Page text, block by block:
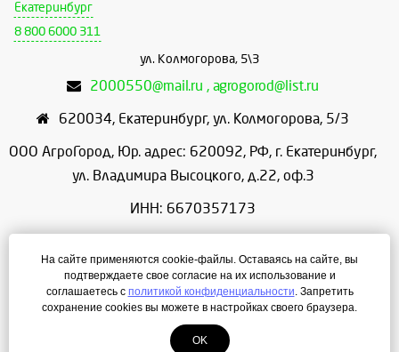
Екатеринбург
8 800 6000 311
ул. Колмогорова, 5\3
2000550@mail.ru , agrogorod@list.ru
620034, Екатеринбург, ул. Колмогорова, 5/3
ООО АгроГород, Юр. адрес: 620092, РФ, г. Екатеринбург,
ул. Владимира Высоцкого, д.22, оф.3
ИНН: 6670357173
ОГРН: 1156658086166
Режим работы: с 9:00 до 18:00
Создание сайта — ЛегионА
На сайте применяются cookie-файлы. Оставаясь на сайте, вы
подтверждаете свое согласие на их использование и
соглашаетесь с политикой конфиденциальности. Запретить
сохранение cookies вы можете в настройках своего браузера.
OK